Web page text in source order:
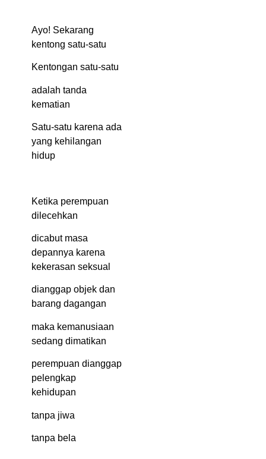
Ayo! Sekarang
kentong satu-satu
Kentongan satu-satu
adalah tanda
kematian
Satu-satu karena ada
yang kehilangan
hidup
Ketika perempuan
dilecehkan
dicabut masa
depannya karena
kekerasan seksual
dianggap objek dan
barang dagangan
maka kemanusiaan
sedang dimatikan
perempuan dianggap
pelengkap
kehidupan
tanpa jiwa
tanpa bela